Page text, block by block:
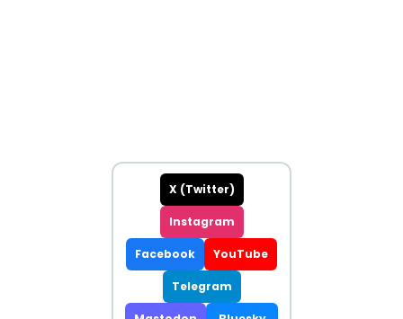
X (Twitter)
Instagram
Facebook YouTube
Telegram